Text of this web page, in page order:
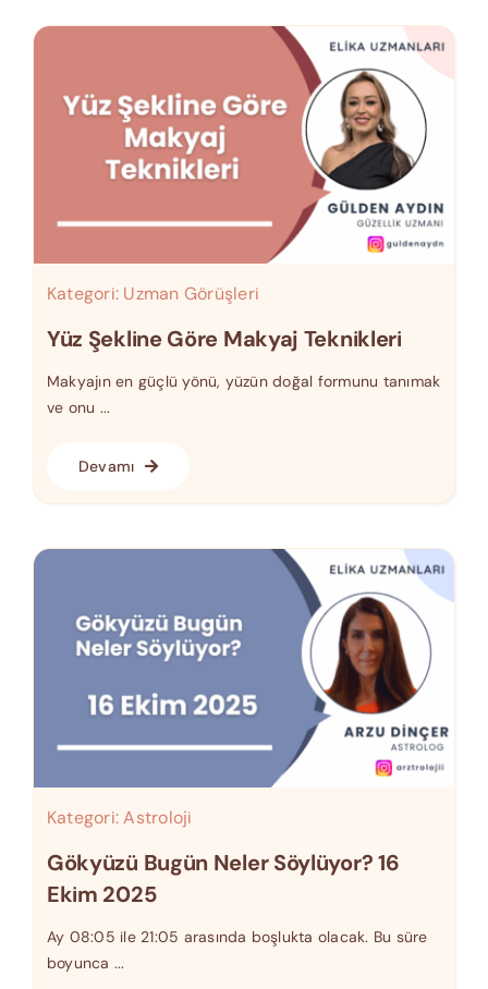
Kategori: Uzman Görüşleri
Yüz Şekline Göre Makyaj Teknikleri
Makyajın en güçlü yönü, yüzün doğal formunu tanımak
ve onu ...
Devamı
Kategori:Astroloji
Gökyüzü Bugün Neler Söylüyor? 16
Ekim 2025
Ay 08:05 ile 21:05 arasında boşlukta olacak. Bu süre
boyunca ...